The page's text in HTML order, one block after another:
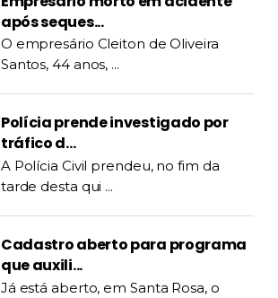
após seques...
O empresário Cleiton de Oliveira
Santos, 44 anos, ...
Polícia prende investigado por
tráfico d...
A Polícia Civil prendeu, no fim da
tarde desta qui ...
Cadastro aberto para programa
que auxili...
Já está aberto, em Santa Rosa, o